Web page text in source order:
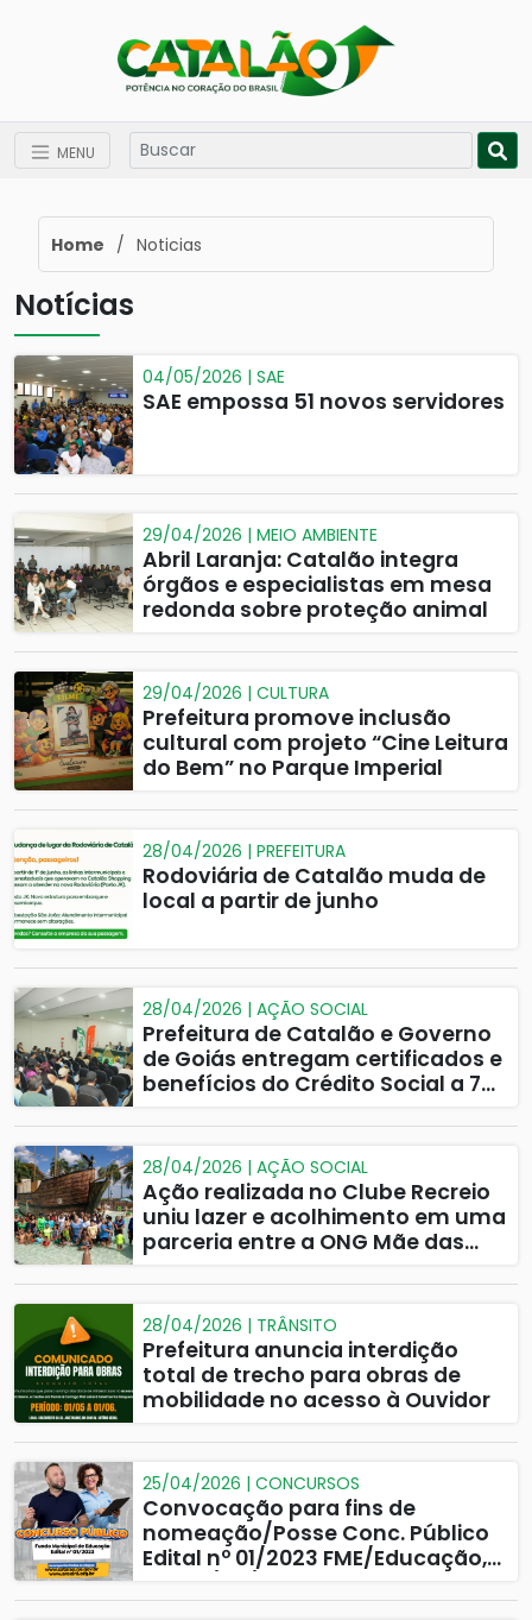
MENU
Home / Noticias
Notícias
04/05/2026 | SAE
SAE empossa 51 novos servidores
29/04/2026 | MEIO AMBIENTE
Abril Laranja: Catalão integra
órgãos e especialistas em mesa
redonda sobre proteção animal
29/04/2026 | CULTURA
Prefeitura promove inclusão
cultural com projeto “Cine Leitura
do Bem” no Parque Imperial
28/04/2026 | PREFEITURA
Rodoviária de Catalão muda de
local a partir de junho
28/04/2026 | AÇÃO SOCIAL
Prefeitura de Catalão e Governo
de Goiás entregam certificados e
benefícios do Crédito Social a 75
28/04/2026 | AÇÃO SOCIAL
Ação realizada no Clube Recreio
uniu lazer e acolhimento em uma
parceria entre a ONG Mãe das
Catalão
28/04/2026 | TRÂNSITO
Prefeitura anuncia interdição
total de trecho para obras de
mobilidade no acesso à Ouvidor
25/04/2026 | CONCURSOS
Convocação para fins de
nomeação/Posse Conc. Público
Edital nº 01/2023 FME/Educação,